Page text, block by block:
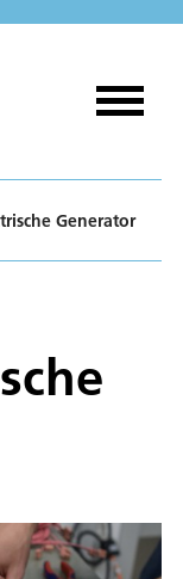
Generator